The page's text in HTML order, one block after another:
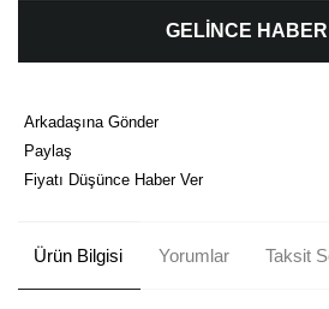
GELİNCE
Arkadaşına Gönder
Paylaş
Fiyatı Düşünce Haber Ver
Ürün Bilgisi Yorumlar Taksit